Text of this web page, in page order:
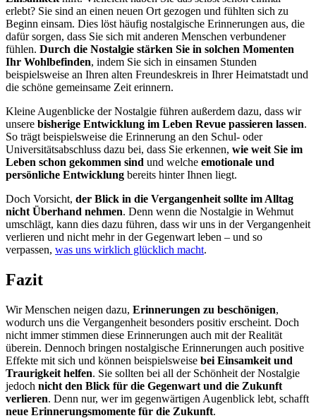
erlebt? Sie sind an einen neuen Ort gezogen und fühlten sich zu
Beginn einsam. Dies löst häufig nostalgische Erinnerungen aus, die
dafür sorgen, dass Sie sich mit anderen Menschen verbundener
fühlen. Durch die Nostalgie stärken Sie in solchen Momenten
Ihr Wohlbefinden, indem Sie sich in einsamen Stunden
beispielsweise an Ihren alten Freundeskreis in Ihrer Heimatstadt und
die schöne gemeinsame Zeit erinnern.
Kleine Augenblicke der Nostalgie führen außerdem dazu, dass wir
unsere bisherige Entwicklung im Leben Revue passieren lassen.
So trägt beispielsweise die Erinnerung an den Schul- oder
Universitätsabschluss dazu bei, dass Sie erkennen, wie weit Sie im
Leben schon gekommen sind und welche emotionale und
persönliche Entwicklung bereits hinter Ihnen liegt.
Doch Vorsicht, der Blick in die Vergangenheit sollte im Alltag
nicht Überhand nehmen. Denn wenn die Nostalgie in Wehmut
umschlägt, kann dies dazu führen, dass wir uns in der Vergangenheit
verlieren und nicht mehr in der Gegenwart leben – und so
verpassen, was uns wirklich glücklich macht.
Fazit
Wir Menschen neigen dazu, Erinnerungen zu beschönigen,
wodurch uns die Vergangenheit besonders positiv erscheint. Doch
nicht immer stimmen diese Erinnerungen auch mit der Realität
überein. Dennoch bringen nostalgische Erinnerungen auch positive
Effekte mit sich und können beispielsweise bei Einsamkeit und
Traurigkeit helfen. Sie sollten bei all der Schönheit der Nostalgie
jedoch nicht den Blick für die Gegenwart und die Zukunft
verlieren. Denn nur, wer im gegenwärtigen Augenblick lebt, schafft
neue Erinnerungsmomente für die Zukunft.